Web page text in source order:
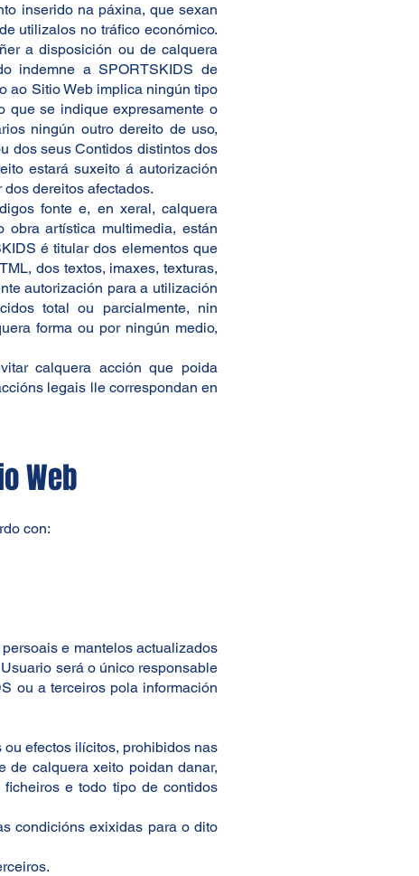
inserido na páxina, que sexan
utilizalos no tráfico económico.
a disposición ou de calquera
indemne a SPORTSKIDS de
ao Sitio Web implica ningún tipo
que se indique expresamente o
ningún outro dereito de uso,
dos seus Contidos distintos dos
estará suxeito á autorización
dereitos afectados.
fonte e, en xeral, calquera
artística multimedia, están
é titular dos elementos que
dos textos, imaxes, texturas,
autorización para a utilización
total ou parcialmente, nin
forma ou por ningún medio,
calquera acción que poida
legais lle correspondan en
Web
con:
e mantelos actualizados
será o único responsable
ou a terceiros pola información
efectos ilícitos, prohibidos nas
de calquera xeito poidan danar,
e todo tipo de contidos
condicións exixidas para o dito